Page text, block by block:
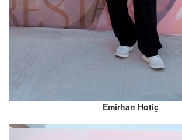
Emirhan Hotiç